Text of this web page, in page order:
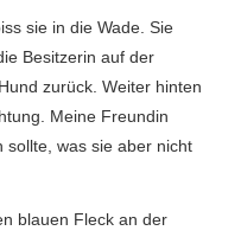
sie in die Wade. Sie
Besitzerin auf der
zurück. Weiter hinten
Meine Freundin
sollte, was sie aber nicht
blauen Fleck an der